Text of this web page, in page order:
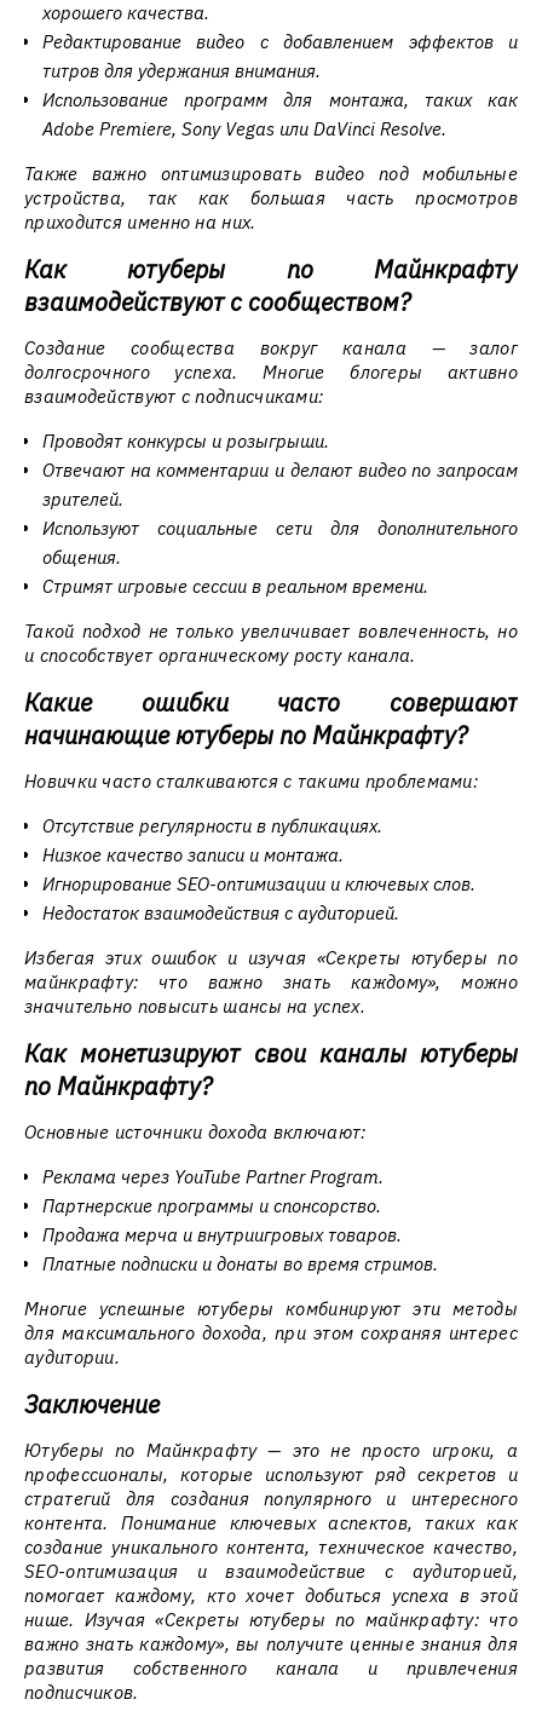
хорошего качества.
Редактирование видео с добавлением эффектов и
титров для удержания внимания.
Использование программ для монтажа, таких как
Adobe Premiere, Sony Vegas или DaVinci Resolve.
Также важно оптимизировать видео под мобильные
устройства, так как большая часть просмотров
приходится именно на них.
Как ютуберы по Майнкрафту
взаимодействуют с сообществом?
Создание сообщества вокруг канала — залог
долгосрочного успеха. Многие блогеры активно
взаимодействуют с подписчиками:
Проводят конкурсы и розыгрыши.
Отвечают на комментарии и делают видео по запросам
зрителей.
Используют социальные сети для дополнительного
общения.
Стримят игровые сессии в реальном времени.
Такой подход не только увеличивает вовлеченность, но
и способствует органическому росту канала.
Какие ошибки часто совершают
начинающие ютуберы по Майнкрафту?
Новички часто сталкиваются с такими проблемами:
Отсутствие регулярности в публикациях.
Низкое качество записи и монтажа.
Игнорирование SEO-оптимизации и ключевых слов.
Недостаток взаимодействия с аудиторией.
Избегая этих ошибок и изучая «Секреты ютуберы по
майнкрафту: что важно знать каждому», можно
значительно повысить шансы на успех.
Как монетизируют свои каналы ютуберы
по Майнкрафту?
Основные источники дохода включают:
Реклама через YouTube Partner Program.
Партнерские программы и спонсорство.
Продажа мерча и внутриигровых товаров.
Платные подписки и донаты во время стримов.
Многие успешные ютуберы комбинируют эти методы
для максимального дохода, при этом сохраняя интерес
аудитории.
Заключение
Ютуберы по Майнкрафту — это не просто игроки, а
профессионалы, которые используют ряд секретов и
стратегий для создания популярного и интересного
контента. Понимание ключевых аспектов, таких как
создание уникального контента, техническое качество,
SEO-оптимизация и взаимодействие с аудиторией,
помогает каждому, кто хочет добиться успеха в этой
нише. Изучая «Секреты ютуберы по майнкрафту: что
важно знать каждому», вы получите ценные знания для
развития собственного канала и привлечения
подписчиков.